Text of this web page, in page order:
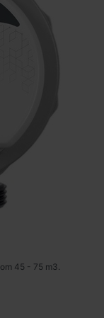
45 - 75 m3.